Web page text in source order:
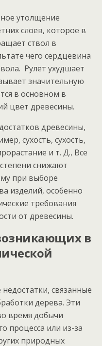
утолщение
слоев, которое в
ствол в
чего сердцевина
Рулет ухудшает
значительную
в основном в
цвет древесины.
древесины,
сухость, сухость,
и т. Д., Все
снижают
при выборе
изделий, особенно
требования
от древесины.
в
связанные
дерева. Эти
время добычи
процесса или из-за
природных